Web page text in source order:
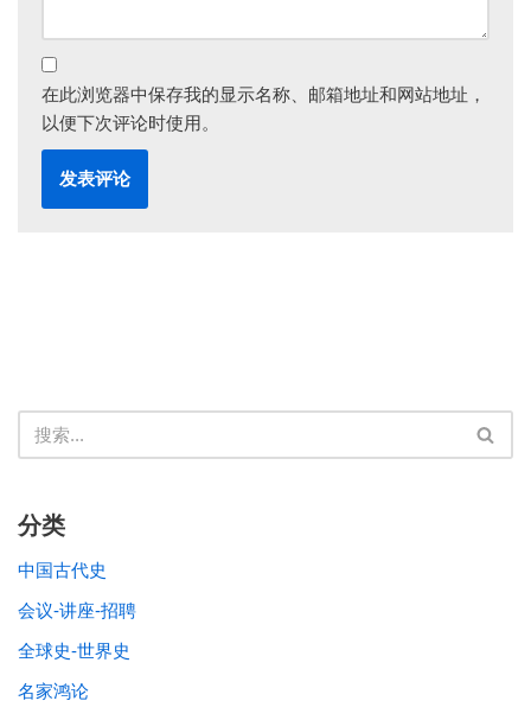
在此浏览器中保存我的显示名称、邮箱地址和网站地址，
以便下次评论时使用。
分类
中国古代史
会议-讲座-招聘
全球史-世界史
名家鸿论